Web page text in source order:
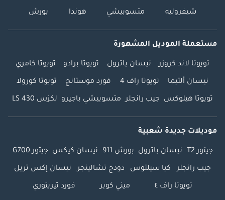
شيفروليه متسوبيشي هوندا بورش
مستعملة الموديل المشهورة
تويوتا لاند كروزر نيسان باترول تويوتا برادو تويوتا كامري
نيسان ألتيما تويوتا راف 4 فورد موستانج تويوتا كورولا
تويوتا هيلوكس جيب رانجلر متسوبيشي باجيرو لكزس LS 430
موديلات جديدة شعبية
جيتور T2 نيسان باترول بورش 911 نيسان كيكس جيتور G700
جيب رانجلر كيا سيلتوس دودج تشالينجر نيسان إكس تريل
تويوتا راف ٤ ميني كوبر فورد تيريتوري